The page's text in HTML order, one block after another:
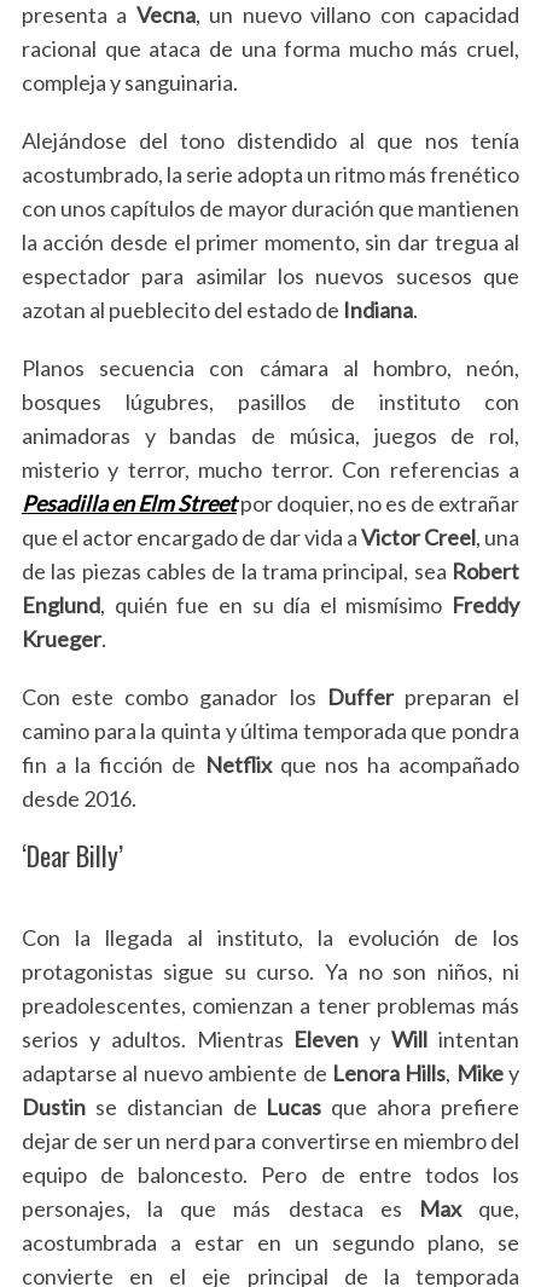
presenta a Vecna, un nuevo villano con capacidad
racional que ataca de una forma mucho más cruel,
compleja y sanguinaria.
Alejándose del tono distendido al que nos tenía
acostumbrado, la serie adopta un ritmo más frenético
con unos capítulos de mayor duración que mantienen
la acción desde el primer momento, sin dar tregua al
espectador para asimilar los nuevos sucesos que
azotan al pueblecito del estado de Indiana.
Planos secuencia con cámara al hombro, neón,
bosques lúgubres, pasillos de instituto con
animadoras y bandas de música, juegos de rol,
misterio y terror, mucho terror. Con referencias a
Pesadilla en Elm Streetpor doquier, no es de extrañar
que el actor encargado de dar vida aVictor Creel, una
de las piezas cables de la trama principal, sea Robert
Englund, quién fue en su día el mismísimo Freddy
Krueger.
Con este combo ganador los Dufferpreparan el
camino para la quinta y última temporada que pondra
fin a la ficción de Netflix que nos ha acompañado
desde 2016.
‘Dear Billy’
Con la llegada al instituto, la evolución de los
protagonistas sigue su curso. Ya no son niños, ni
preadolescentes, comienzan a tener problemas más
serios y adultos. Mientras Eleven yWill intentan
adaptarse al nuevo ambiente de Lenora Hills, Mikey
Dustinse distancian de Lucas que ahora prefiere
dejar de ser un nerd para convertirse en miembro del
equipo de baloncesto. Pero de entre todos los
personajes, la que más destaca es Maxque,
acostumbrada a estar en un segundo plano, se
convierte en el eje principal de la temporada